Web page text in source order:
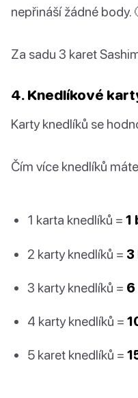
nepřináší žádné body.
Za sadu 3 karet
4. Knedlíkové
Karty knedlíků se
Čím více knedlíků
1 karta knedlíků = 1
2 karty knedlíků = 3
3 karty knedlíků = 6
4 karty knedlíků =
5 karet knedlíků =